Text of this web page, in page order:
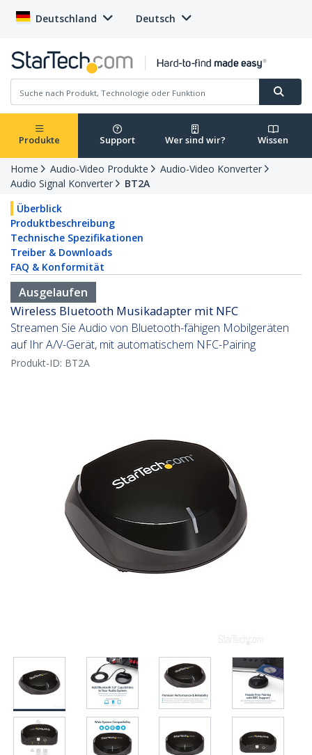
Deutschland Deutsch
Produkte Support Wer sind wir? Wissen
Home Audio-Video Produkte
Audio-Video Konverter
Audio Signal Konverter
BT2A
Überblick
Produktbeschreibung
Technische Spezifikationen
Treiber & Downloads
FAQ & Konformität
Ausgelaufen
Wireless Bluetooth Musikadapter mit NFC
Streamen Sie Audio von Bluetooth-fähigen Mobilgeräten
auf Ihr A/V-Gerät, mit automatischem NFC-Pairing
Produkt-ID: BT2A